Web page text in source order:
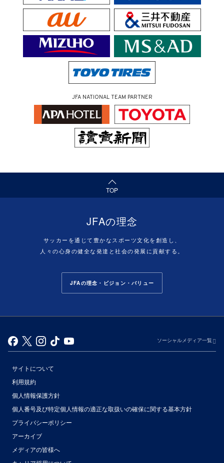
JFA NATIONAL TEAM PARTNER
TOP
（ページの先頭へ）
JFAの理念
サッカーを通じて豊かなスポーツ文化を創造し、
人々の心身の健全な発達と社会の発展に貢献する。
JFAの理念・ビジョン・バリュー
ソーシャルメディア一覧
サイトについて
利用規約
個人情報保護方針
個人番号及び特定個人情報の適正な取扱いの確保に関する基本方針
プライバシーポリシー
アーカイブ
メディアの皆様へ